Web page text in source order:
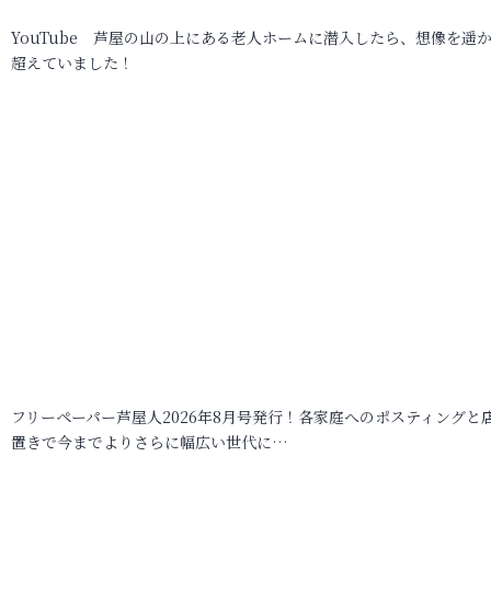
YouTube 芦屋の山の上にある老人ホームに潜入したら、想像を遥
超えていました！
フリーペーパー芦屋人2026年8月号発行！各家庭へのポスティングと
置きで今までよりさらに幅広い世代に…